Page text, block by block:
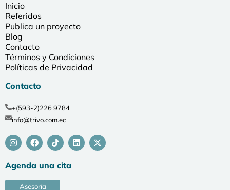
Inicio
Referidos
Publica un proyecto
Blog
Contacto
Términos y Condiciones
Políticas de Privacidad
Contacto
+(593-2)226 9784
info@trivo.com.ec
Agenda una cita
Asesoría